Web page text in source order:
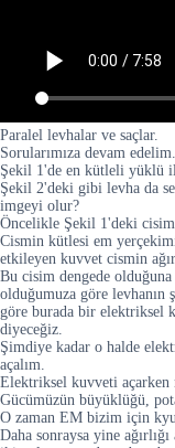
Paralel levhalar ve saçlar.
Sorularımıza devam edelim.
Şekil 1'de en kütleli yüklü
Şekil 2'deki gibi levha da
imgeyi olur?
Öncelikle Şekil 1'deki
Cismin kütlesi em
etkileyen kuvvet cismin
Bu cisim dengede
olduğumuza göre levhanın
göre burada bir elektriksel
diyeceğiz.
Şimdiye kadar o halde
açalım.
Elektriksel kuvveti açarken
Gücümüzün büyüklüğü,
O zaman EM bizim için
Daha sonraysa yine